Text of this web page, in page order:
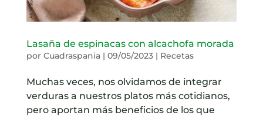
Lasaña de espinacas con alcachofa morada
por Cuadraspania| 09/05/2023| Recetas
Muchas veces, nos olvidamos de integrar
verduras a nuestros platos más cotidianos,
pero aportan más beneficios de los que